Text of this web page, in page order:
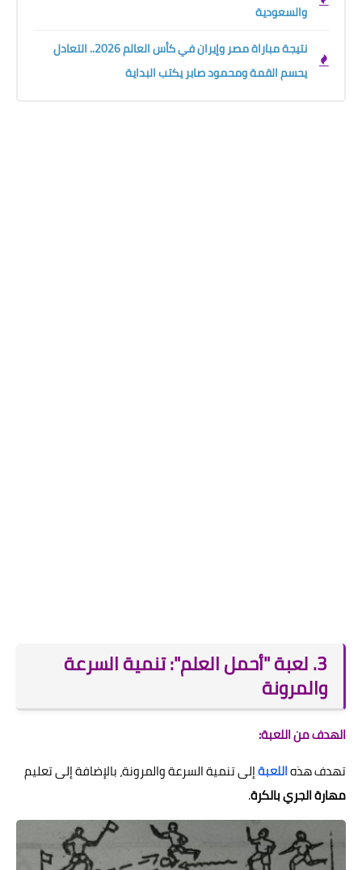
والسعودية
نتيجة مباراة مصر وإيران في كأس العالم 2026.. التعادل
يحسم القمة ومحمود صابر يكتب البداية
3. لعبة "أحمل العلم": تنمية السرعة
والمرونة
الهدف من اللعبة:
تهدف هذهاللعبةإلى تنمية السرعة والمرونة، بالإضافة إلى تعليم
مهارة الجري بالكرة.